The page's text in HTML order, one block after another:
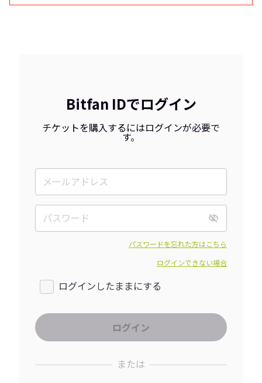
Bitfan IDでログイン
チケットを購入するにはログインが必要で
す。
パスワードを忘れた方はこちら
ログインできない場合
ログインしたままにする
または